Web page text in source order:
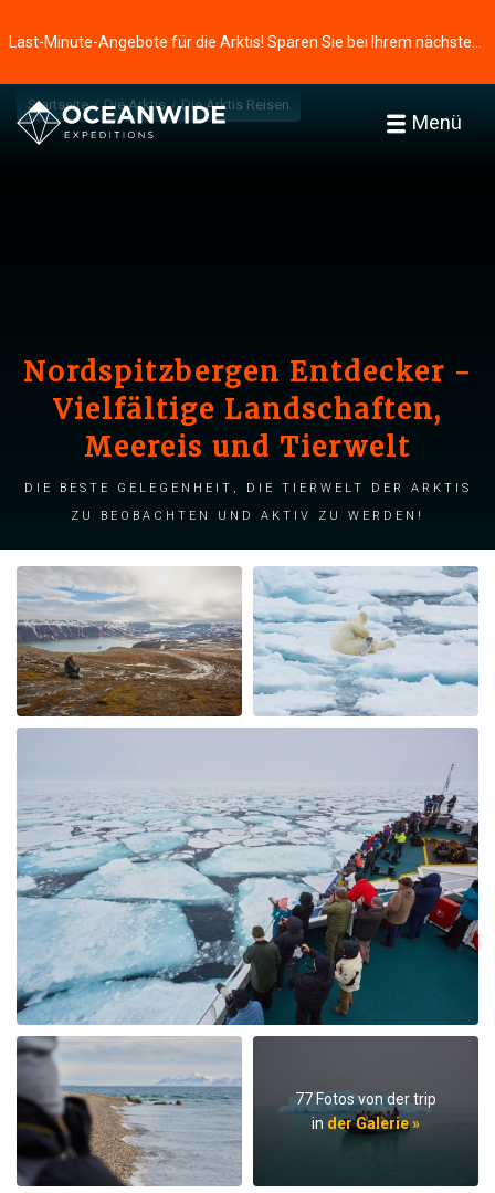
Menü
Startseite Die Arktis Die Arktis Reisen
Nordspitzbergen Entdecker -
Vielfältige Landschaften,
Meereis und Tierwelt
Die beste Gelegenheit, die Tierwelt der Arktis
zu beobachten und aktiv zu werden!
77 Fotos von der trip
in der Galerie »